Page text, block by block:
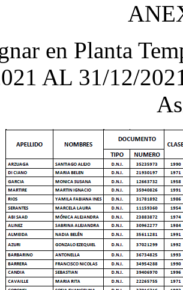
en Planta
AL 31/12/